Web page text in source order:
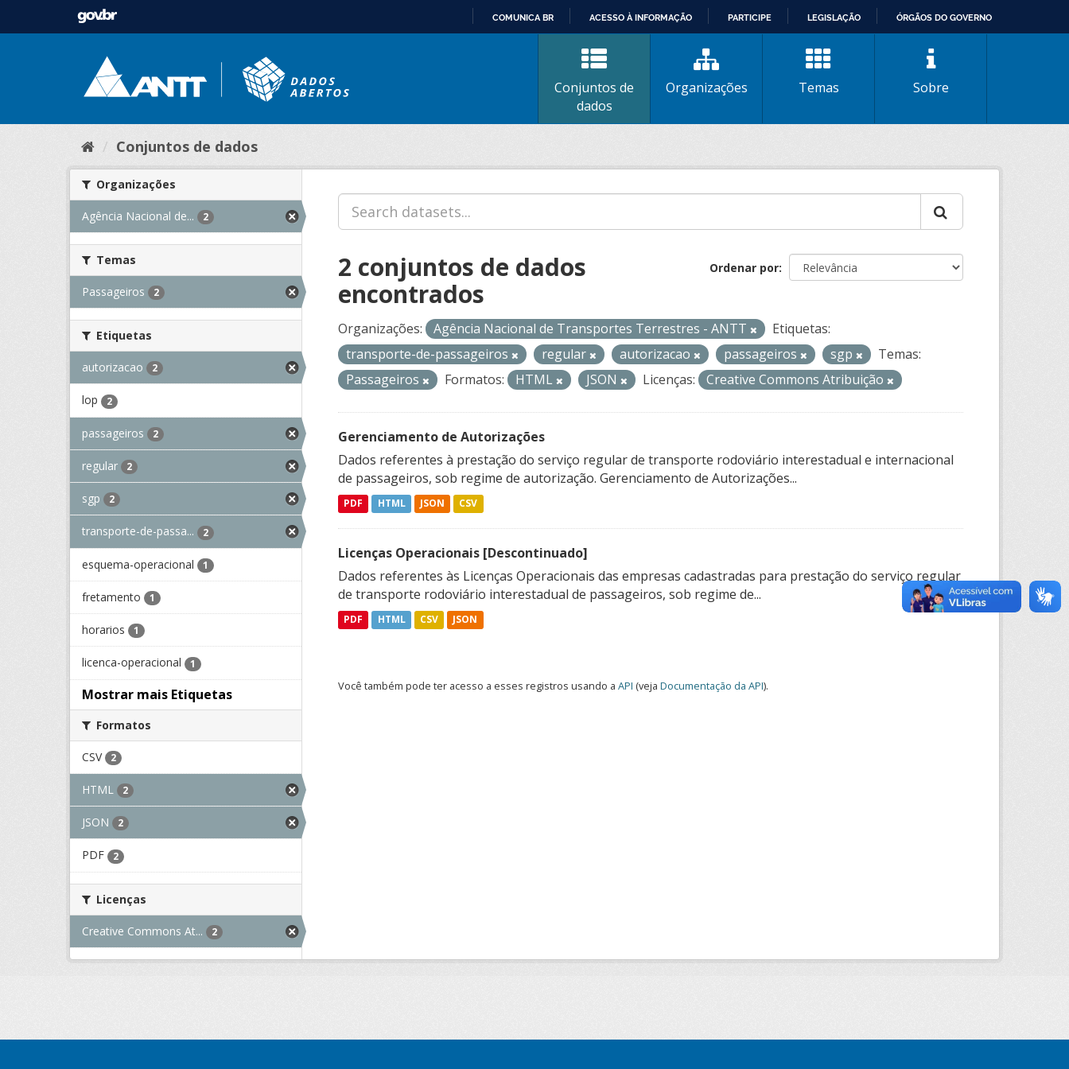
CONTEÚDO
COMUNICA BR ACESSO À INFORMAÇÃO PARTICIPE LEGISLAÇÃO ÓRGÃOS DO GOVERNO
Conjuntos de
dados
Organizações Temas Sobre
Conjuntos de dados
Organizações
Agência Nacional de... 2
Temas
Passageiros 2
Etiquetas
autorizacao 2
lop 2
passageiros 2
regular 2
sgp 2
transporte-de-passa... 2
esquema-operacional 1
fretamento 1
horarios 1
licenca-operacional 1
Mostrar mais Etiquetas
Formatos
CSV 2
HTML 2
JSON 2
PDF 2
Licenças
Creative Commons At... 2
Ordenar por
2 conjuntos de dados
encontrados
Organizações: Agência Nacional de Transportes Terrestres - ANTT
Etiquetas:
transporte-de-passageiros
regular autorizacao passageiros sgp
Temas:
Passageiros
Formatos: HTML JSON Licenças: Creative Commons Atribuição
Gerenciamento de Autorizações
Dados referentes à prestação do serviço regular de transporte rodoviário interestadual e internacional
de passageiros, sob regime de autorização. Gerenciamento de Autorizações...
PDF HTML JSON CSV
Licenças Operacionais [Descontinuado]
Dados referentes às Licenças Operacionais das empresas cadastradas para prestação do serviço regular
de transporte rodoviário interestadual de passageiros, sob regime de...
PDF HTML CSV JSON
Você também pode ter acesso a esses registros usando a API (veja Documentação da API).